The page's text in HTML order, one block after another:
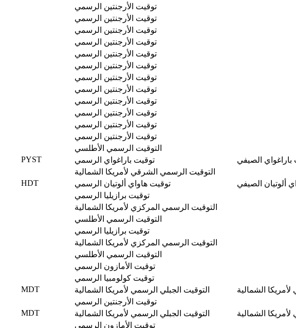
توقيت الأرجنتين الرسمي
توقيت الأرجنتين الرسمي
توقيت الأرجنتين الرسمي
توقيت الأرجنتين الرسمي
توقيت الأرجنتين الرسمي
توقيت الأرجنتين الرسمي
توقيت الأرجنتين الرسمي
توقيت الأرجنتين الرسمي
توقيت الأرجنتين الرسمي
توقيت الأرجنتين الرسمي
توقيت الأرجنتين الرسمي
توقيت الأرجنتين الرسمي
التوقيت الرسمي الأطلسي
PYST توقيت باراغواي الرسمي
باراغواي الصيفي
التوقيت الرسمي الشرقي لأمريكا الشمالية
HDT توقيت هاواي ألوتيان الرسمي
ألوتيان الصيفي
توقيت برازيليا الرسمي
التوقيت الرسمي المركزي لأمريكا الشمالية
التوقيت الرسمي الأطلسي
توقيت برازيليا الرسمي
التوقيت الرسمي المركزي لأمريكا الشمالية
التوقيت الرسمي الأطلسي
توقيت الأمازون الرسمي
توقيت كولومبيا الرسمي
MDT التوقيت الجبلي الرسمي لأمريكا الشمالية
الشمالية
توقيت الأرجنتين الرسمي
MDT التوقيت الجبلي الرسمي لأمريكا الشمالية
الشمالية
توقيت الأمازون الرسمي